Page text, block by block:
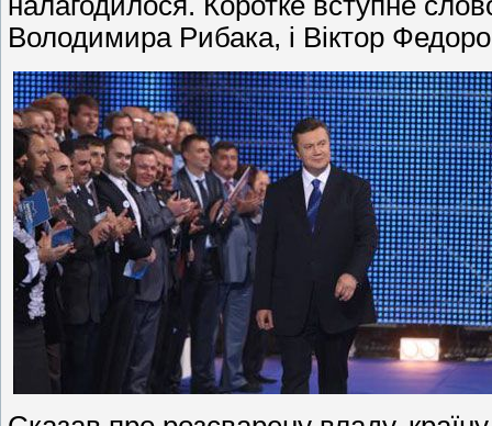
Володимира Рибака, і Віктор